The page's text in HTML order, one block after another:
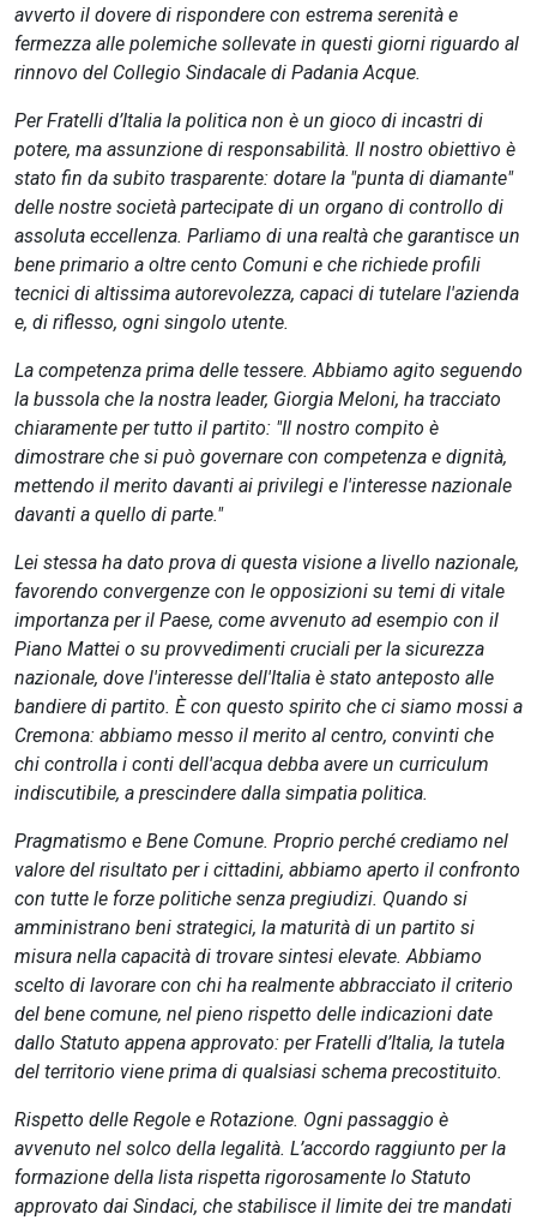
avverto il dovere di rispondere con estrema serenità e
fermezza alle polemiche sollevate in questi giorni riguardo al
rinnovo del Collegio Sindacale di Padania Acque.
Per Fratelli d’Italia la politica non è un gioco di incastri di
potere, ma assunzione di responsabilità. Il nostro obiettivo è
stato fin da subito trasparente: dotare la "punta di diamante"
delle nostre società partecipate di un organo di controllo di
assoluta eccellenza. Parliamo di una realtà che garantisce un
bene primario a oltre cento Comuni e che richiede profili
tecnici di altissima autorevolezza, capaci di tutelare l'azienda
e, di riflesso, ogni singolo utente.
La competenza prima delle tessere. Abbiamo agito seguendo
la bussola che la nostra leader, Giorgia Meloni, ha tracciato
chiaramente per tutto il partito: "Il nostro compito è
dimostrare che si può governare con competenza e dignità,
mettendo il merito davanti ai privilegi e l'interesse nazionale
davanti a quello di parte."
Lei stessa ha dato prova di questa visione a livello nazionale,
favorendo convergenze con le opposizioni su temi di vitale
importanza per il Paese, come avvenuto ad esempio con il
Piano Mattei o su provvedimenti cruciali per la sicurezza
nazionale, dove l'interesse dell'Italia è stato anteposto alle
bandiere di partito. È con questo spirito che ci siamo mossi a
Cremona: abbiamo messo il merito al centro, convinti che
chi controlla i conti dell'acqua debba avere un curriculum
indiscutibile, a prescindere dalla simpatia politica.
Pragmatismo e Bene Comune. Proprio perché crediamo nel
valore del risultato per i cittadini, abbiamo aperto il confronto
con tutte le forze politiche senza pregiudizi. Quando si
amministrano beni strategici, la maturità di un partito si
misura nella capacità di trovare sintesi elevate. Abbiamo
scelto di lavorare con chi ha realmente abbracciato il criterio
del bene comune, nel pieno rispetto delle indicazioni date
dallo Statuto appena approvato: per Fratelli d’Italia, la tutela
del territorio viene prima di qualsiasi schema precostituito.
Rispetto delle Regole e Rotazione. Ogni passaggio è
avvenuto nel solco della legalità. L’accordo raggiunto per la
formazione della lista rispetta rigorosamente lo Statuto
approvato dai Sindaci, che stabilisce il limite dei tre mandati